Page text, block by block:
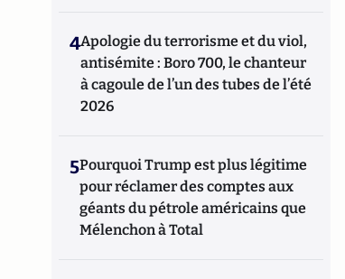
4Apologie du terrorisme et du viol,
antisémite : Boro 700, le chanteur
à cagoule de l’un des tubes de l’été
2026
5Pourquoi Trump est plus légitime
pour réclamer des comptes aux
géants du pétrole américains que
Mélenchon à Total